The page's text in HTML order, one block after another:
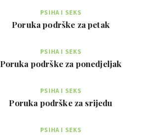
PSIHA I SEKS
Poruka podrške za petak
PSIHA I SEKS
Poruka podrške za ponedjeljak
PSIHA I SEKS
Poruka podrške za srijedu
PSIHA I SEKS